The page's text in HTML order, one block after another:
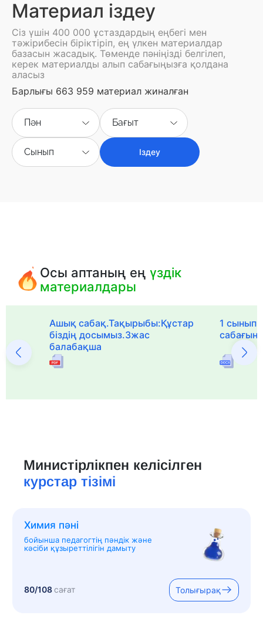
Материал іздеу
Сіз үшін 400 000 ұстаздардың еңбегі мен
тәжірибесін біріктіріп, ең үлкен материалдар
базасын жасадық. Төменде пәніңізді белгілеп,
керек материалды алып сабағыңызға қолдана
аласыз
Барлығы 663 959 материал жиналған
Пән Бағыт
Сынып Іздеу
Осы аптаның еңүздік
материалдары
Ашық сабақ.Тақырыбы:Құстар
біздің досымыз.3жас
балабақша
1
Министірлікпен келісілген
курстар тізімі
Химия пәні
бойынша педагогтің пәндік және
кәсіби құзыреттілігін дамыту
80/108сағат Толығырақ